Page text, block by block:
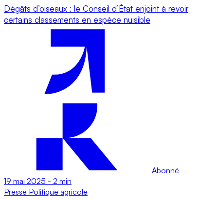
Dégâts d’oiseaux : le Conseil d’État enjoint à revoir
certains classements en espèce nuisible
Abonné
19 mai 2025 - 2 min
Presse Politique agricole